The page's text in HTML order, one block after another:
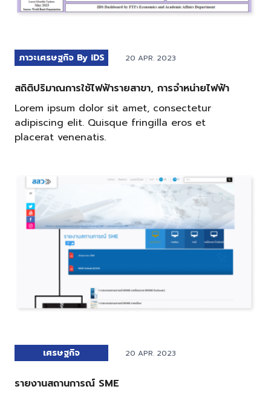
ภาวะเศรษฐกิจ By iDS 20 APR. 2023
สถิติปริมาณการใช้ไฟฟ้ารายสาขา, การจำหน่ายไฟฟ้า
Lorem ipsum dolor sit amet, consectetur
adipiscing elit. Quisque fringilla eros et
placerat venenatis.
เศรษฐกิจ 20 APR. 2023
รายงานสถานการณ์ SME